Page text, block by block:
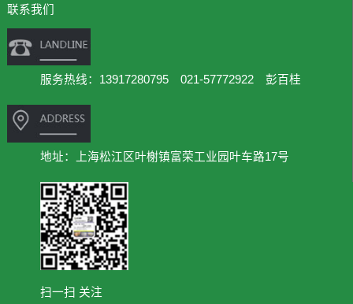
联系我们
服务热线：13917280795 021-57772922 彭百桂
地址：上海松江区叶榭镇富荣工业园叶车路17号
扫一扫 关注